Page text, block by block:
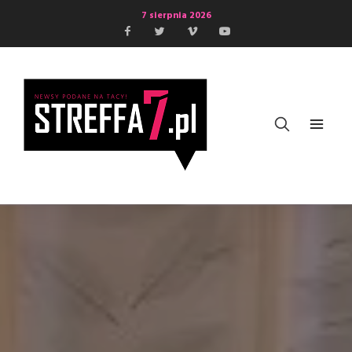
7 sierpnia 2026